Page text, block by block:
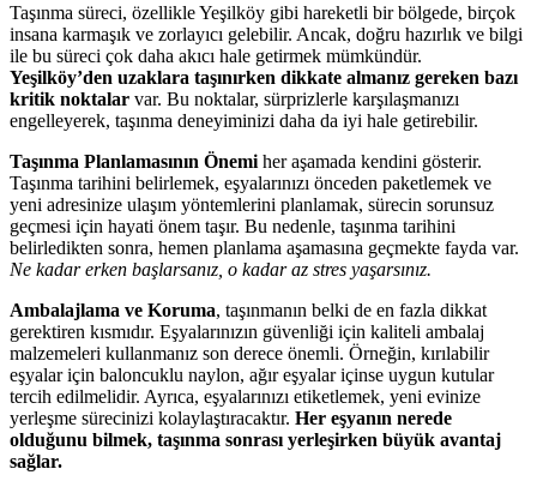
Taşınma süreci, özellikle Yeşilköy gibi hareketli bir bölgede, birçok
insana karmaşık ve zorlayıcı gelebilir. Ancak, doğru hazırlık ve bilgi
ile bu süreci çok daha akıcı hale getirmek mümkündür.
Yeşilköy’den uzaklara taşınırken dikkate almanız gereken bazı
kritik noktalar var. Bu noktalar, sürprizlerle karşılaşmanızı
engelleyerek, taşınma deneyiminizi daha da iyi hale getirebilir.
Taşınma Planlamasının Önemi her aşamada kendini gösterir.
Taşınma tarihini belirlemek, eşyalarınızı önceden paketlemek ve
yeni adresinize ulaşım yöntemlerini planlamak, sürecin sorunsuz
geçmesi için hayati önem taşır. Bu nedenle, taşınma tarihini
belirledikten sonra, hemen planlama aşamasına geçmekte fayda var.
Ne kadar erken başlarsanız, o kadar az stres yaşarsınız.
Ambalajlama ve Koruma, taşınmanın belki de en fazla dikkat
gerektiren kısmıdır. Eşyalarınızın güvenliği için kaliteli ambalaj
malzemeleri kullanmanız son derece önemli. Örneğin, kırılabilir
eşyalar için baloncuklu naylon, ağır eşyalar içinse uygun kutular
tercih edilmelidir. Ayrıca, eşyalarınızı etiketlemek, yeni evinize
yerleşme sürecinizi kolaylaştıracaktır. Her eşyanın nerede
olduğunu bilmek, taşınma sonrası yerleşirken büyük avantaj
sağlar.